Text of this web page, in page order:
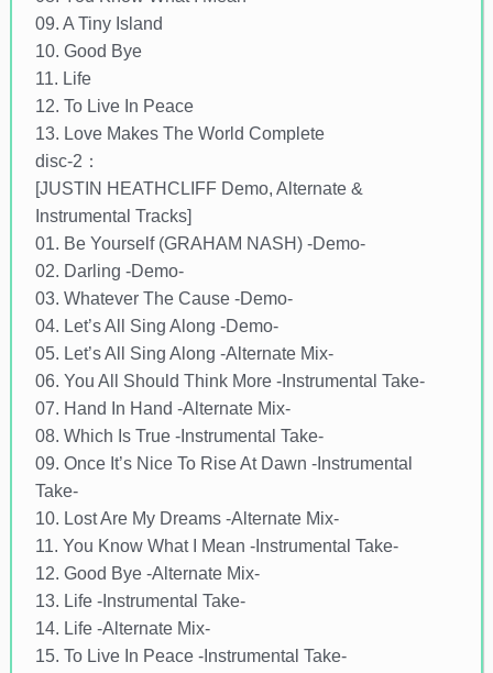
09. A Tiny Island
10. Good Bye
11. Life
12. To Live In Peace
13. Love Makes The World Complete
disc-2：
[JUSTIN HEATHCLIFF Demo, Alternate &
Instrumental Tracks]
01. Be Yourself (GRAHAM NASH) -Demo-
02. Darling -Demo-
03. Whatever The Cause -Demo-
04. Let’s All Sing Along -Demo-
05. Let’s All Sing Along -Alternate Mix-
06. You All Should Think More -Instrumental Take-
07. Hand In Hand -Alternate Mix-
08. Which Is True -Instrumental Take-
09. Once It’s Nice To Rise At Dawn -Instrumental
Take-
10. Lost Are My Dreams -Alternate Mix-
11. You Know What I Mean -Instrumental Take-
12. Good Bye -Alternate Mix-
13. Life -Instrumental Take-
14. Life -Alternate Mix-
15. To Live In Peace -Instrumental Take-